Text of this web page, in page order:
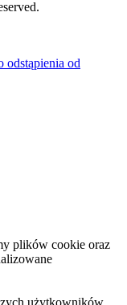
odstąpienia od
plików cookie oraz